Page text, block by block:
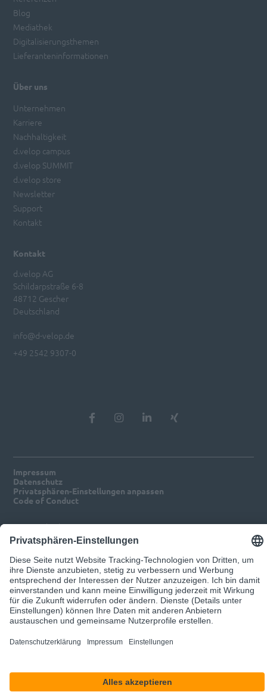
Kontakt
d.velop AG
Schildarpstraße 6-8
48712 Gescher
Deutschland
info@d-velop.de
+49 2542 9307-0
Blog
Mediathek
Digitalisierungsthemen
Lieferanteninformationen
Über uns
Unternehmen
Karriere
Nachhaltigkeit
d.velop campus
d.velop SUMMIT
d.velop store
Newsletter
Support
Kontakt
Impressum
Datenschutz
Privatsphären-Einstellungen anpassen
Code of Conduct
© 2026 d.velop
Unser Angebot richtet sich ausschließlich an Geschäftskunden.